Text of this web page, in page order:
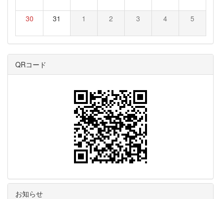
30 31 1 2 3 4 5
QRコード
お知らせ